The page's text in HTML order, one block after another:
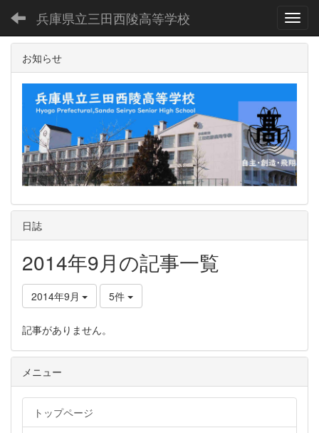
兵庫県立三田西陵高等学校
お知らせ
日誌
2014年9月の記事一覧
2014年9月 5件
記事がありません。
メニュー
トップページ